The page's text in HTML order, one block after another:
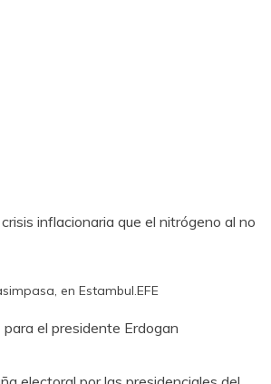
inflacionaria que el nitrógeno al no
en Estambul.EFE
el presidente Erdogan